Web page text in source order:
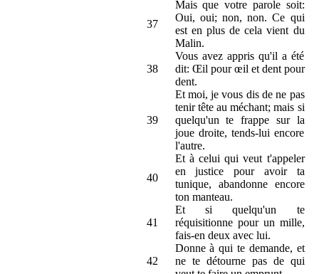
37
Mais que votre parole soit:
Oui, oui; non, non. Ce qui
est en plus de cela vient du
Malin.
38
Vous avez appris qu'il a été
dit: Œil pour œil et dent pour
dent.
39
Et moi, je vous dis de ne pas
tenir tête au méchant; mais si
quelqu'un te frappe sur la
joue droite, tends-lui encore
l'autre.
40
Et à celui qui veut t'appeler
en justice pour avoir ta
tunique, abandonne encore
ton manteau.
41
Et si quelqu'un te
réquisitionne pour un mille,
fais-en deux avec lui.
42
Donne à qui te demande, et
ne te détourne pas de qui